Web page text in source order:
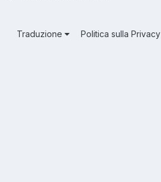
Traduzione Politica sulla Privacy